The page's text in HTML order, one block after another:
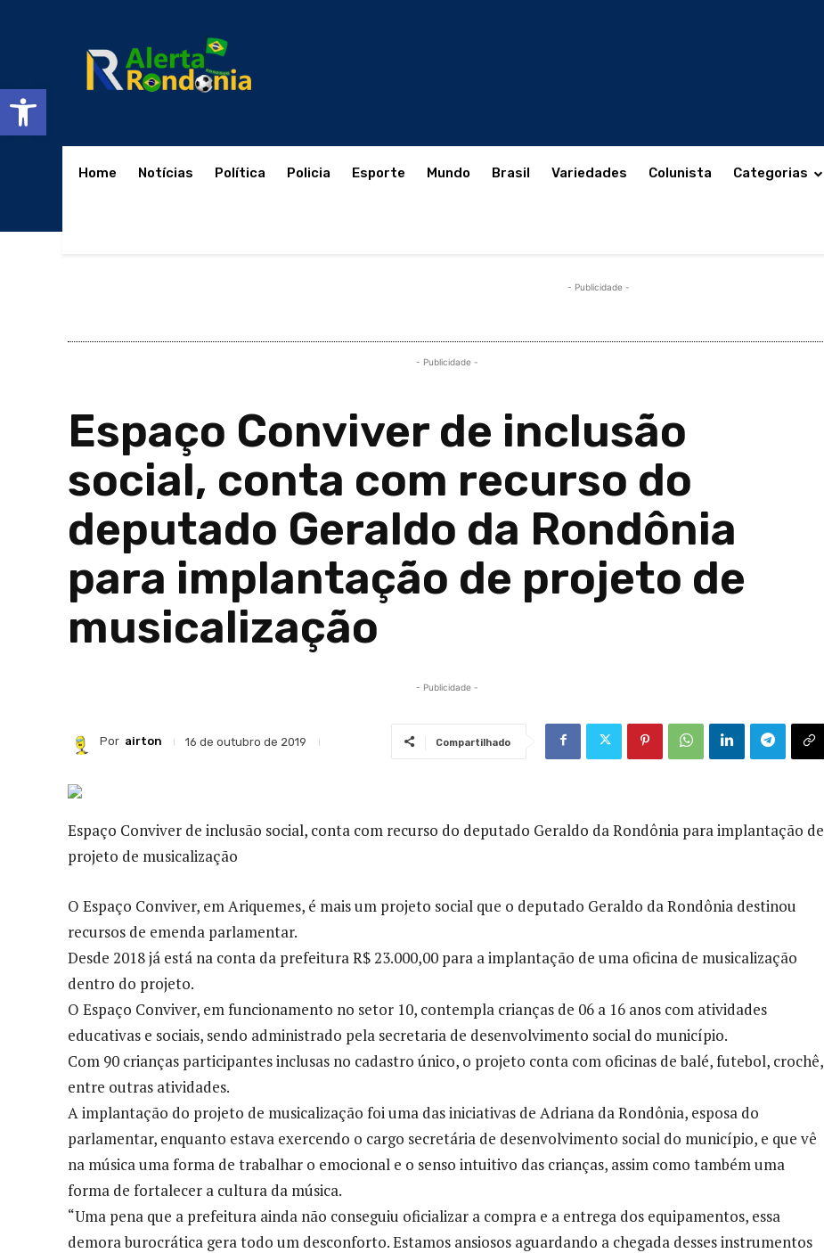
Abrir a barra de ferramentas
Home Notícias Política Policia Esporte Mundo Brasil Variedades Colunista Categorias
- Publicidade -
- Publicidade -
Espaço Conviver de inclusão
social, conta com recurso do
deputado Geraldo da Rondônia
para implantação de projeto de
musicalização
- Publicidade -
Por airton 16 de outubro de 2019 Compartilhado
Espaço Conviver de inclusão social, conta com recurso do deputado Geraldo da Rondônia para implantação de
projeto de musicalização
O Espaço Conviver, em Ariquemes, é mais um projeto social que o deputado Geraldo da Rondônia destinou
recursos de emenda parlamentar.
Desde 2018 já está na conta da prefeitura R$ 23.000,00 para a implantação de uma oficina de musicalização
dentro do projeto.
O Espaço Conviver, em funcionamento no setor 10, contempla crianças de 06 a 16 anos com atividades
educativas e sociais, sendo administrado pela secretaria de desenvolvimento social do município.
Com 90 crianças participantes inclusas no cadastro único, o projeto conta com oficinas de balé, futebol, crochê,
entre outras atividades.
A implantação do projeto de musicalização foi uma das iniciativas de Adriana da Rondônia, esposa do
parlamentar, enquanto estava exercendo o cargo secretária de desenvolvimento social do município, e que vê
na música uma forma de trabalhar o emocional e o senso intuitivo das crianças, assim como também uma
forma de fortalecer a cultura da música.
“Uma pena que a prefeitura ainda não conseguiu oficializar a compra e a entrega dos equipamentos, essa
demora burocrática gera todo um desconforto. Estamos ansiosos aguardando a chegada desses instrumentos